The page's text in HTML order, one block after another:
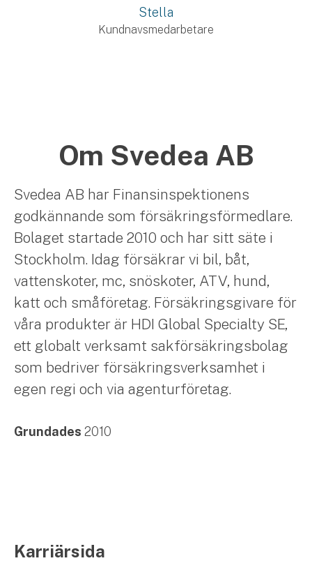
Stella
Kundnavsmedarbetare
Om Svedea AB
Svedea AB har Finansinspektionens
godkännande som försäkringsförmedlare.
Bolaget startade 2010 och har sitt säte i
Stockholm. Idag försäkrar vi bil, båt,
vattenskoter, mc, snöskoter, ATV, hund,
katt och småföretag. Försäkringsgivare för
våra produkter är HDI Global Specialty SE,
ett globalt verksamt sakförsäkringsbolag
som bedriver försäkringsverksamhet i
egen regi och via agenturföretag.
Grundades 2010
Karriärsida